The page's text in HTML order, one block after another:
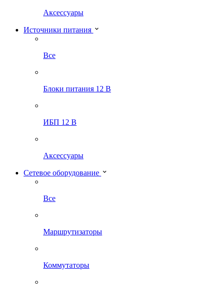
Аксессуары
Источники питания
Все
Блоки питания 12 В
ИБП 12 В
Аксессуары
Сетевое оборудование
Все
Маршрутизаторы
Коммутаторы